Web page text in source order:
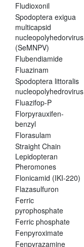
Fludioxonil
Spodoptera exigua
multicapsid
nucleopolyhedorvirus
(SeMNPV)
Flubendiamide
Fluazinam
Spodoptera littoralis
nucleopolyhedrovirus
Fluazifop-P
Florpyrauxifen-
benzyl
Florasulam
Straight Chain
Lepidopteran
Pheromones
Flonicamid (IKI-220)
Flazasulfuron
Ferric
pyrophosphate
Ferric phosphate
Fenpyroximate
Fenpyrazamine